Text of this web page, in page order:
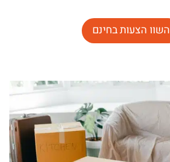
השוו הצעות בחינם